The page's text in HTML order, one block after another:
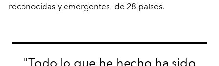
reconocidas y emergentes- de 28 países.
"Todo lo que he hecho ha sido